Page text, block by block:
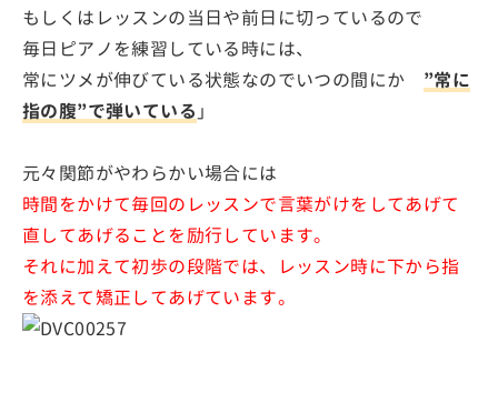
もしくはレッスンの当日や前日に切っているので
毎日ピアノを練習している時には、
常にツメが伸びている状態なのでいつの間にか ”常に
指の腹”で弾いている 」
元々関節がやわらかい場合には
時間をかけて毎回のレッスンで言葉がけをしてあげて
直してあげることを励行しています。
それに加えて初歩の段階では、レッスン時に下から指
を添えて矯正してあげています。